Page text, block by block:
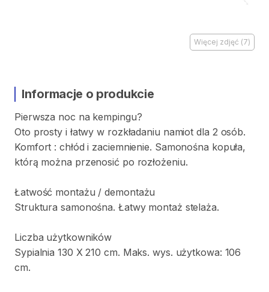
Więcej zdjęć (7)
Informacje o produkcie
Pierwsza noc na kempingu?
Oto prosty i łatwy w rozkładaniu namiot dla 2 osób.
Komfort : chłód i zaciemnienie. Samonośna kopuła​,​
którą można przenosić po rozłożeniu.
Łatwość montażu ​/​ demontażu
Struktura samonośna. Łatwy montaż stelaża.
Liczba użytkowników
Sypialnia 130 X 210 cm. Maks. wys. użytkowa: 106
cm.